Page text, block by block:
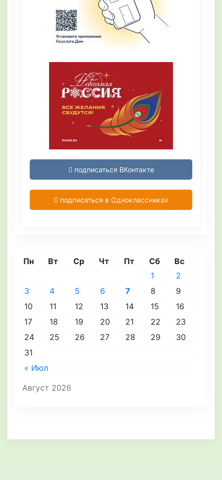
подписаться ВКонтакте
подписаться в Одноклассниках
Август 2026
Пн Вт Ср Чт Пт Сб Вс
« Июл
1
2
3
4 5 6 7 8
9
10
11 12 13 14 15
16
17
18 19 20 21 22
23
24
25 26 27 28 29
30
31